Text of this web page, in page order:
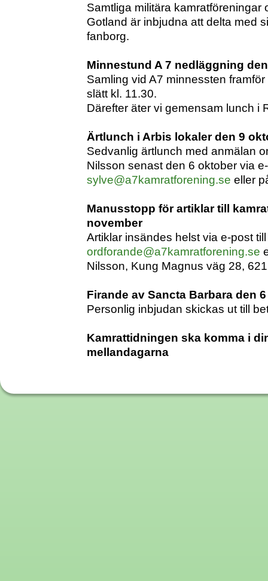
Samtliga militära kamratföreningar
Gotland är inbjudna att delta med
fanborg.
Minnestund A 7 nedläggning
Samling vid A7 minnessten
slätt kl. 11.30.
Därefter äter vi gemensam lunch i
Ärtlunch i Arbis lokaler den 9
Sedvanlig ärtlunch med anmälan
Nilsson senast den 6 oktober via
sylve@a7kamratforening.se eller
Manusstopp för artiklar till
november
Artiklar insändes helst via e-post till
ordforande@a7kamratforening.se
Nilsson, Kung Magnus väg 28,
Firande av Sancta Barbara den
Personlig inbjudan skickas ut till
Kamrattidningen ska komma i
mellandagarna